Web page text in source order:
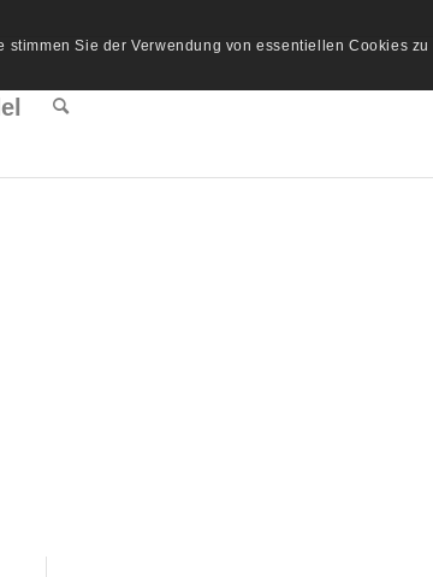
stimmen Sie der Verwendung von essentiellen Cookies